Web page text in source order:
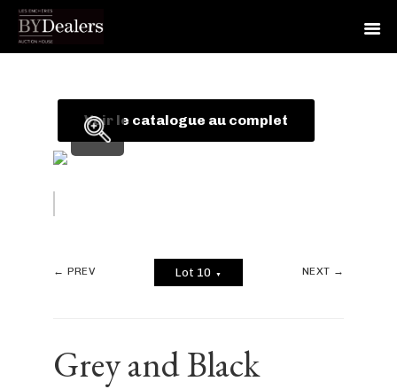
Voir le catalogue au complet
← PREV Lot 10 ▼ NEXT →
Grey and Black